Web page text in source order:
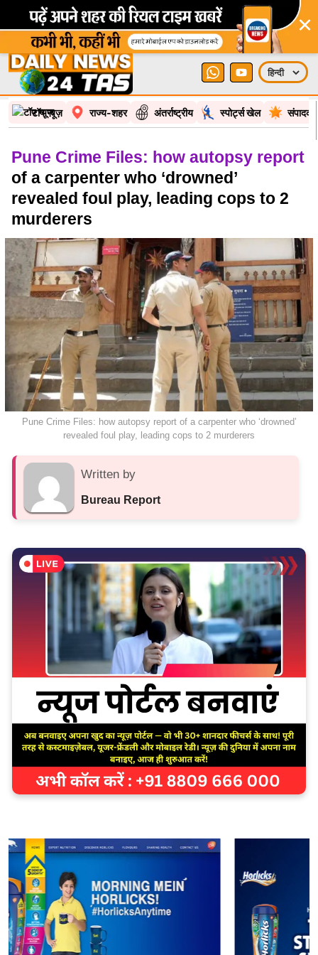
×
टॉप न्यूज़ राज्य-शहर अंतर्राष्ट्रीय स्पोर्ट्स खेल
Pune Crime Files: how autopsy report
of a carpenter who ‘drowned’
revealed foul play, leading cops to 2
murderers
Pune Crime Files: how autopsy report of a carpenter who ‘drowned’
revealed foul play, leading cops to 2 murderers
Written by
Bureau Report